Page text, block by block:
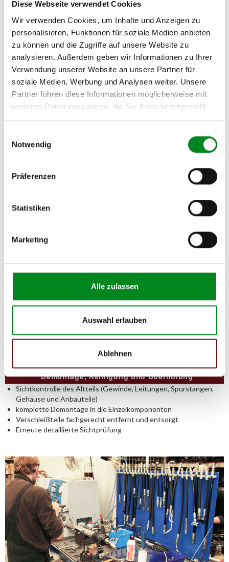
Diese Webseite verwendet Cookies
Wir verwenden Cookies, um Inhalte und Anzeigen zu
personalisieren, Funktionen für soziale Medien anbieten
zu können und die Zugriffe auf unsere Website zu
analysieren. Außerdem geben wir Informationen zu Ihrer
Verwendung unserer Website an unsere Partner für
soziale Medien, Werbung und Analysen weiter. Unsere
Partner führen diese Informationen möglicherweise mit
weiteren Daten zusammen, die Sie ihnen bereitgestellt
haben oder die sie im Rahmen Ihrer Nutzung der Dienste
Notwendig
Präferenzen
Statistiken
Marketing
Alle zulassen
Auswahl erlauben
Ablehnen
Telefon:
Aufbereitungsprozess unserer
Lenkgetriebe und Servopumpen
Die Qualität und Lebensdauer eines überholten Lenkgetriebes ist
mit denen eines neuen Lenkgetriebes vergleichbar.
weniger als50%
des Preises eines Originallenkgetriebes. Auf diese
Demontage, Reinigung und Überholung
Sichtkontrolle des Altteils (Gewinde, Leitungen, Spurstangen,
Gehäuse und Anbauteile)
komplette Demontage in die Einzelkomponenten
Verschleißteile fachgerecht entfernt und entsorgt
Erneute detaillierte Sichtprüfung